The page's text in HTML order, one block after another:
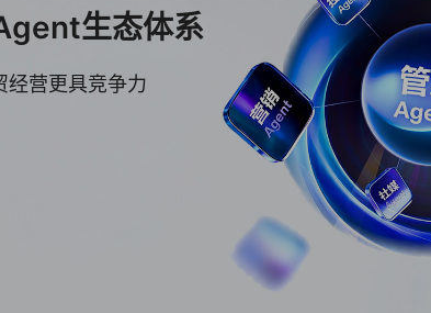
生态体系
经营更具竞争力